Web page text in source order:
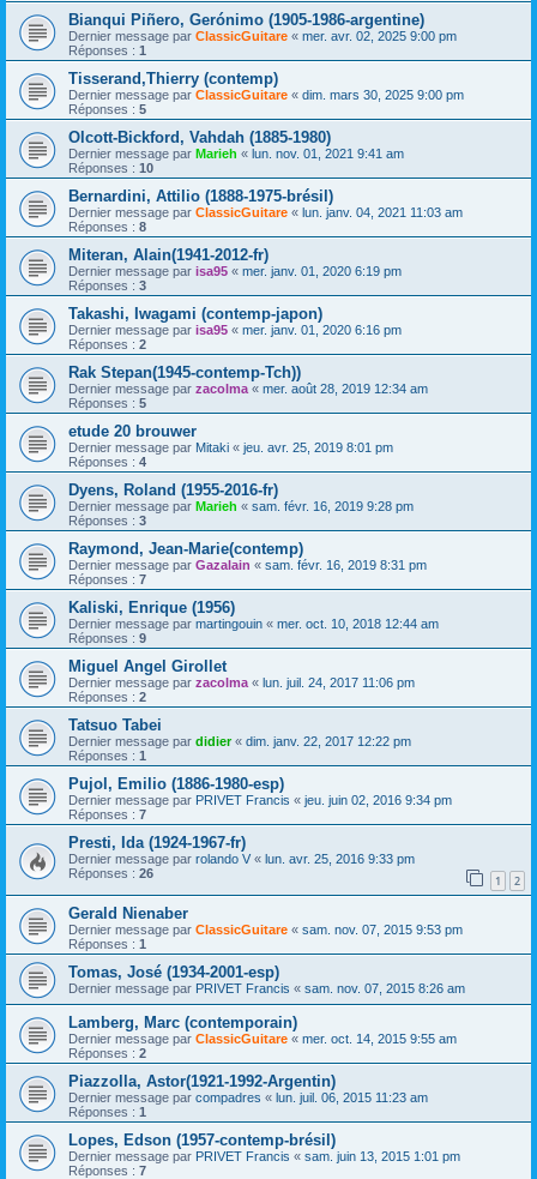
Bianqui Piñero, Gerónimo (1905-1986-argentine)
Dernier message par ClassicGuitare « mer. avr. 02, 2025 9:00 pm
Réponses : 1
Tisserand,Thierry (contemp)
Dernier message par ClassicGuitare « dim. mars 30, 2025 9:00 pm
Réponses : 5
Olcott-Bickford, Vahdah (1885-1980)
Dernier message par Marieh « lun. nov. 01, 2021 9:41 am
Réponses : 10
Bernardini, Attilio (1888-1975-brésil)
Dernier message par ClassicGuitare « lun. janv. 04, 2021 11:03 am
Réponses : 8
Miteran, Alain(1941-2012-fr)
Dernier message par isa95 « mer. janv. 01, 2020 6:19 pm
Réponses : 3
Takashi, Iwagami (contemp-japon)
Dernier message par isa95 « mer. janv. 01, 2020 6:16 pm
Réponses : 2
Rak Stepan(1945-contemp-Tch))
Dernier message par zacolma « mer. août 28, 2019 12:34 am
Réponses : 5
etude 20 brouwer
Dernier message par Mitaki « jeu. avr. 25, 2019 8:01 pm
Réponses : 4
Dyens, Roland (1955-2016-fr)
Dernier message par Marieh « sam. févr. 16, 2019 9:28 pm
Réponses : 3
Raymond, Jean-Marie(contemp)
Dernier message par Gazalain « sam. févr. 16, 2019 8:31 pm
Réponses : 7
Kaliski, Enrique (1956)
Dernier message par martingouin « mer. oct. 10, 2018 12:44 am
Réponses : 9
Miguel Angel Girollet
Dernier message par zacolma « lun. juil. 24, 2017 11:06 pm
Réponses : 2
Tatsuo Tabei
Dernier message par didier« dim. janv. 22, 2017 12:22 pm
Réponses : 1
Pujol, Emilio (1886-1980-esp)
Dernier message par PRIVET Francis « jeu. juin 02, 2016 9:34 pm
Réponses : 7
Presti, Ida (1924-1967-fr)
Dernier message par rolando V « lun. avr. 25, 2016 9:33 pm
Réponses : 26 1 2
Gerald Nienaber
Dernier message par ClassicGuitare « sam. nov. 07, 2015 9:53 pm
Réponses : 1
Tomas, José (1934-2001-esp)
Dernier message par PRIVET Francis « sam. nov. 07, 2015 8:26 am
Lamberg, Marc (contemporain)
Dernier message par ClassicGuitare « mer. oct. 14, 2015 9:55 am
Réponses : 2
Piazzolla, Astor(1921-1992-Argentin)
Dernier message par compadres « lun. juil. 06, 2015 11:23 am
Réponses : 1
Lopes, Edson (1957-contemp-brésil)
Dernier message par PRIVET Francis « sam. juin 13, 2015 1:01 pm
Réponses : 7